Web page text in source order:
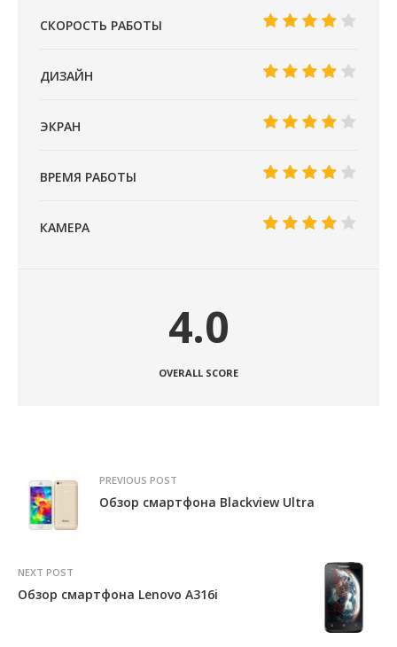
СКОРОСТЬ РАБОТЫ
ДИЗАЙН
ЭКРАН
ВРЕМЯ РАБОТЫ
КАМЕРА
4.0
OVERALL SCORE
PREVIOUS POST
Обзор смартфона Blackview Ultra
NEXT POST
Обзор смартфона Lenovo A316i